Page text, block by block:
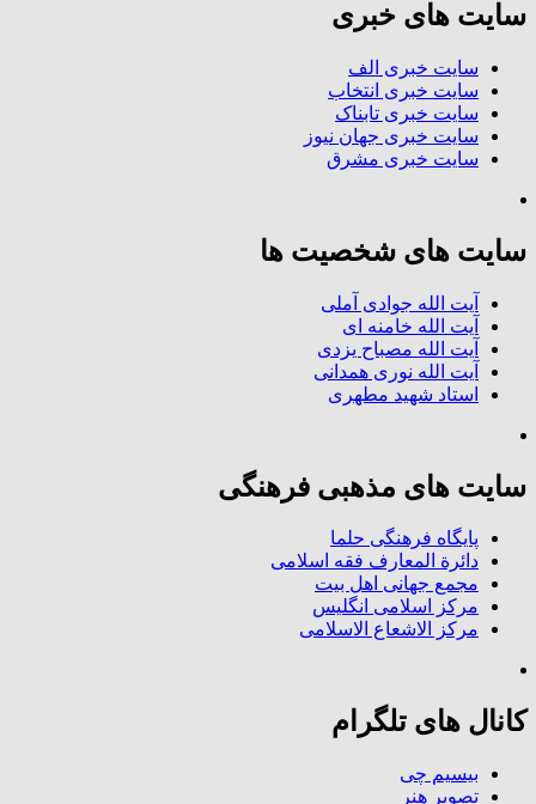
سایت های خبری
سایت خبری الف
سایت خبری انتخاب
سایت خبری تابناک
سایت خبری جهان نیوز
سایت خبری مشرق
سایت های شخصیت ها
آیت الله جوادی آملی
آیت الله خامنه ای
آیت الله مصباح یزدی
آیت الله نوری همدانی
استاد شهید مطهری
سایت های مذهبی فرهنگی
پایگاه فرهنگی حلما
دائرة المعارف فقه اسلامی
مجمع جهانی اهل بیت
مرکز اسلامی انگلیس
مرکز الاشعاع الاسلامی
کانال های تلگرام
بیسیم چی
تصویر هنر